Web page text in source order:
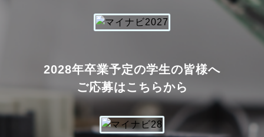
2028年卒業予定の学生の皆様へ
ご応募はこちらから